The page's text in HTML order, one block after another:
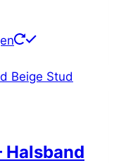
Halsband